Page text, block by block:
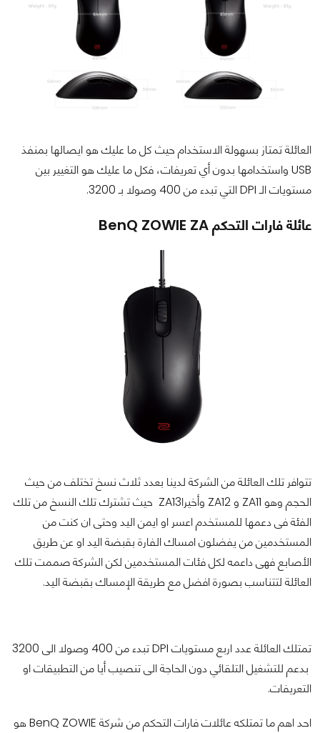
العائلة تمتاز بسهولة الاستخدام حيث كل ما عليك هو ايصالها بمنفذ
USB واستخدامها بدون أي تعريفات، فكل ما عليك هو التغيير بين
مستويات الـ DPI التي تبدء من 400 وصولا بـ 3200.
عائلة فارات التحكم BenQ ZOWIE ZA
تتوافر تلك العائلة من الشركة لدينا بعدد ثلاث نسخ تختلف من حيث
الحجم وهو ZA11 و ZA12 وأخيراZA13 حيث تشترك تلك النسخ من تلك
الفئة فى دعمها للمستخدم اعسر او ايمن اليد وحتى ان كنت من
المستخدمين من يفضلون امساك الفارة بقبضة اليد او عن طريق
الأصابع فهى داعمه لكل فئات المستخدمين لكن الشركة صممت تلك
العائلة لتتناسب بصورة افضل مع طريقة الإمساك بقبضة اليد.
تمتلك العائلة عدد اربع مستويات DPI تبدء من 400 وصولا الى 3200
بدعم للتشغيل التلقائي دون الحاجة الى تنصيب أيا من التطبيقات او
التعريفات.
احد اهم ما تمتلكه عائلات فارات التحكم من شركة BenQ ZOWIE هو